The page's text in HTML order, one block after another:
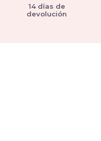
14 días de
devolución